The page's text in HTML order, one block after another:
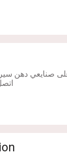
اتصل